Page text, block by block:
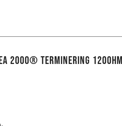
2000® TERMINERING